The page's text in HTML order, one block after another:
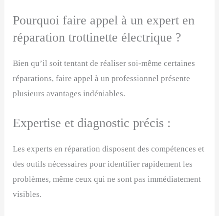
Pourquoi faire appel à un expert en
réparation trottinette électrique ?
Bien qu’il soit tentant de réaliser soi-même certaines
réparations, faire appel à un professionnel présente
plusieurs avantages indéniables.
Expertise et diagnostic précis :
Les experts en réparation disposent des compétences et
des outils nécessaires pour identifier rapidement les
problèmes, même ceux qui ne sont pas immédiatement
visibles.